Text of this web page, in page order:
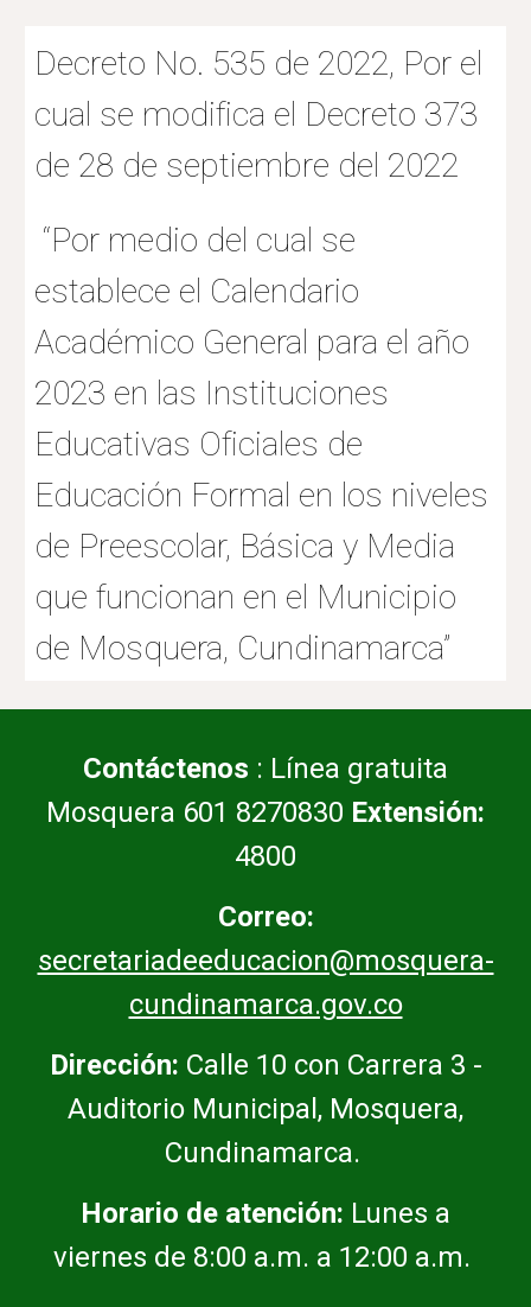
Decreto No. 535 de 2022, Por el
cual se modifica el Decreto 373
de 28 de septiembre del 2022
“Por medio del cual se
establece el Calendario
Académico General para el año
2023 en las Instituciones
Educativas Oficiales de
Educación Formal en los niveles
de Preescolar, Básica y Media
que funcionan en el Municipio
de Mosquera, Cundinamarca”
Contáctenos : Línea gratuita
Mosquera 601 8270830 Extensión:
4800
Correo:
secretariadeeducacion@mosquera-
cundinamarca.gov.co
Dirección: Calle 10 con Carrera 3 -
Auditorio Municipal, Mosquera,
Cundinamarca.
Horario de atención: Lunes a
viernes de 8:00 a.m. a 12:00 a.m.